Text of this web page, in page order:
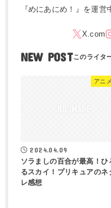
『めにあにめ！』を運
NEW POST
アニ
2024.04.09
ソラましの百合が最高！ひ
るスカイ！プリキュアのネ
レ感想